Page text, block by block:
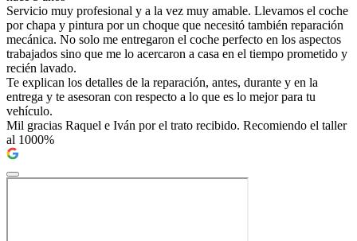
Servicio muy profesional y a la vez muy amable. Llevamos el coche
por chapa y pintura por un choque que necesitó también reparación
mecánica. No solo me entregaron el coche perfecto en los aspectos
trabajados sino que me lo acercaron a casa en el tiempo prometido y
recién lavado.
Te explican los detalles de la reparación, antes, durante y en la
entrega y te asesoran con respecto a lo que es lo mejor para tu
vehículo.
Mil gracias Raquel e Iván por el trato recibido. Recomiendo el taller
al 1000%